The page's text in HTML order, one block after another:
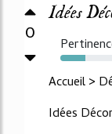
0
Idées
45%
Accueil >
Idées